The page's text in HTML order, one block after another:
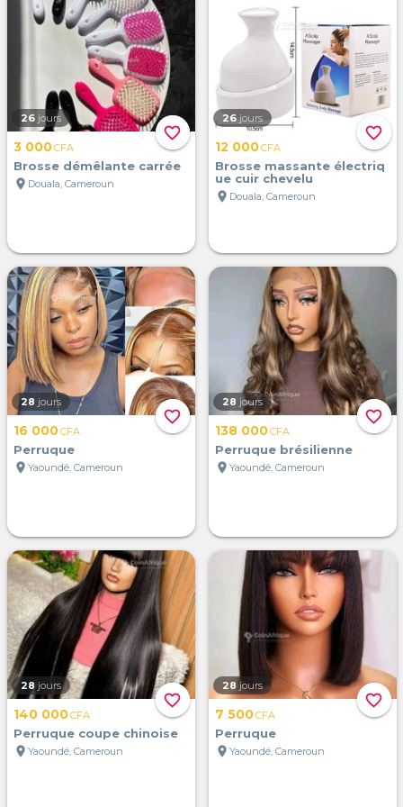
favorite_border
26 jours
3 000CFA
Brosse démêlante carrée
location_on Douala, Cameroun
favorite_border
26 jours
12 000CFA
Brosse massante électriq
ue cuir chevelu
location_on Douala, Cameroun
favorite_border
28 jours
16 000CFA
Perruque
location_on Yaoundé, Cameroun
favorite_border
28 jours
138 000CFA
Perruque brésilienne
location_on Yaoundé, Cameroun
favorite_border
28 jours
140 000CFA
Perruque coupe chinoise
location_on Yaoundé, Cameroun
favorite_border
28 jours
7 500CFA
Perruque
location_on Yaoundé, Cameroun